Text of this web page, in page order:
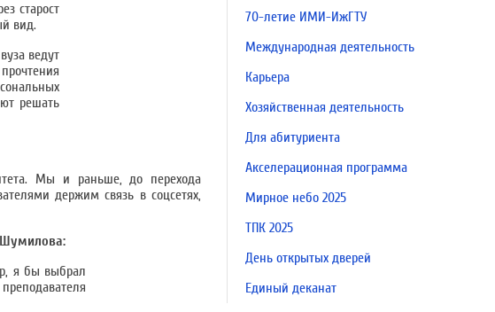
старост
вид.
ведут
решать
Мы и раньше, до перехода
держим связь в соцсетях,
Шумилова:
я бы выбрал
70-летие ИМИ-ИжГТУ
Международная деятельность
Карьера
Хозяйственная деятельность
Для абитуриента
Акселерационная программа
Мирное небо 2025
ТПК 2025
День открытых дверей
Единый деканат